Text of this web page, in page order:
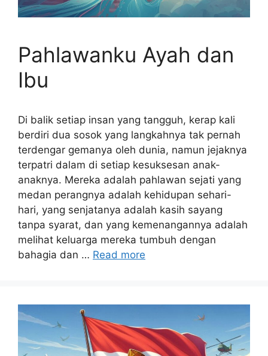
Pahlawanku Ayah dan
Ibu
Di balik setiap insan yang tangguh, kerap kali
berdiri dua sosok yang langkahnya tak pernah
terdengar gemanya oleh dunia, namun jejaknya
terpatri dalam di setiap kesuksesan anak-
anaknya. Mereka adalah pahlawan sejati yang
medan perangnya adalah kehidupan sehari-
hari, yang senjatanya adalah kasih sayang
tanpa syarat, dan yang kemenangannya adalah
melihat keluarga mereka tumbuh dengan
bahagia dan … Read more